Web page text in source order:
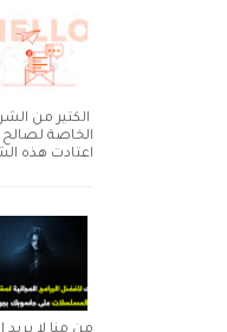
الكثير من
الخاصة لصالح
اعتادت هذه